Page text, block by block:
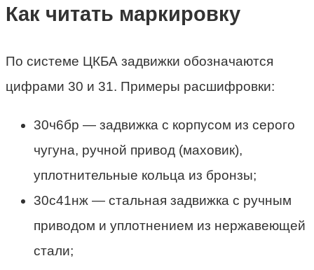
Как читать маркировку
По системе ЦКБА задвижки обозначаются
цифрами 30 и 31. Примеры расшифровки:
30ч6бр — задвижка с корпусом из серого
чугуна, ручной привод (маховик),
уплотнительные кольца из бронзы;
30с41нж — стальная задвижка с ручным
приводом и уплотнением из нержавеющей
стали;